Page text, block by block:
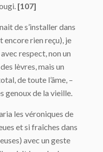
[107]
de s’installer dans
encore rien reçu), je
respect, non un
lèvres, mais un
de toute l’âme, –
genoux de la vieille.
les véroniques de
et si fraîches dans
avec un geste